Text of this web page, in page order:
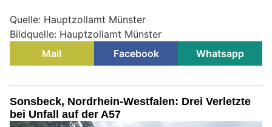
Quelle: Hauptzollamt Münster
Bildquelle: Hauptzollamt Münster
Mail
Facebook Whatsapp
Sonsbeck, Nordrhein-Westfalen: Drei Verletzte
bei Unfall auf der A57